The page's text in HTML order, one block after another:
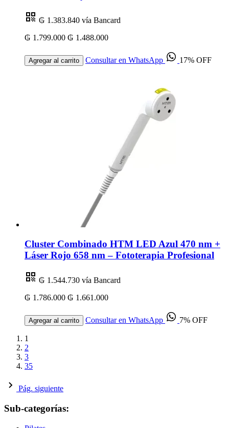
₲ 1.383.840 vía Bancard
₲ 1.799.000 ₲ 1.488.000
Agregar al carrito Consultar en WhatsApp 17% OFF
Cluster Combinado HTM LED Azul 470 nm +
Láser Rojo 658 nm – Fototerapia Profesional
₲ 1.544.730 vía Bancard
₲ 1.786.000 ₲ 1.661.000
Agregar al carrito Consultar en WhatsApp 7% OFF
1
2
3
35
Pág. siguiente
Sub-categorías: